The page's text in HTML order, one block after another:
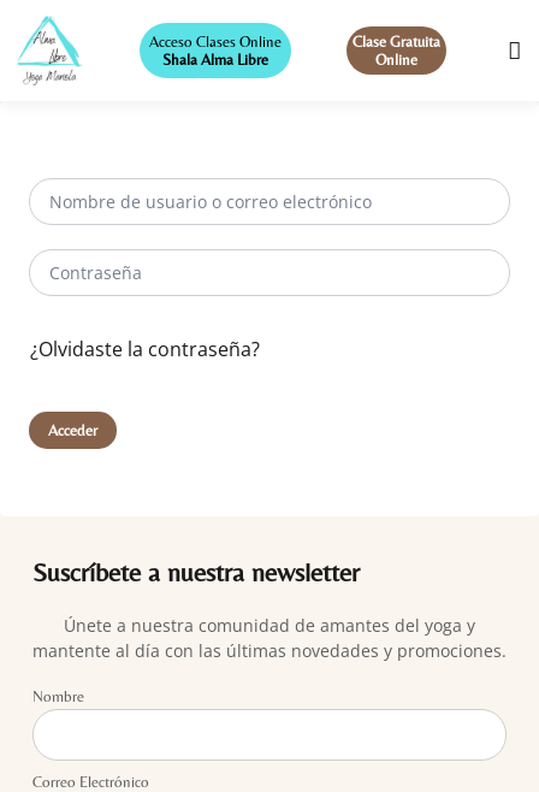
Acceso Clases Online
Shala Alma Libre
Clase Gratuita
Online
¿Olvidaste la contraseña?
Acceder
Suscríbete a nuestra newsletter
Únete a nuestra comunidad de amantes del yoga y
mantente al día con las últimas novedades y promociones.
Nombre
Correo Electrónico